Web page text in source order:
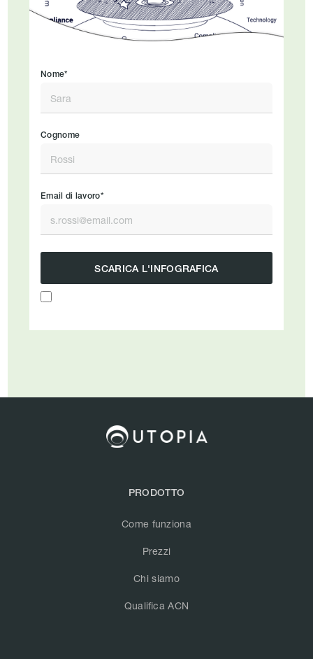
Nome*
Cognome
Email di lavoro*
PRODOTTO
Come funziona
Prezzi
Chi siamo
Qualifica ACN